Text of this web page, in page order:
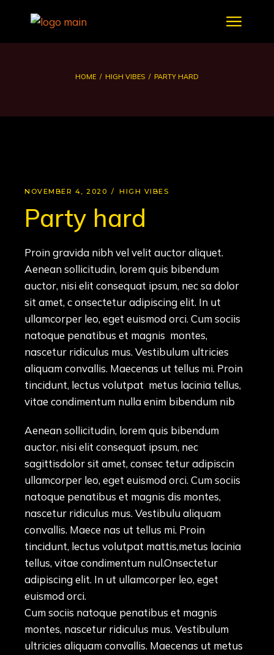
HOME HIGH VIBES PARTY HARD
NOVEMBER 4, 2020 HIGH VIBES
Party hard
Proin gravida nibh vel velit auctor aliquet.
Aenean sollicitudin, lorem quis bibendum
auctor, nisi elit consequat ipsum, nec sa dolor
sit amet, c onsectetur adipiscing elit. In ut
ullamcorper leo, eget euismod orci. Cum sociis
natoque penatibus et magnis montes,
nascetur ridiculus mus. Vestibulum ultricies
aliquam convallis. Maecenas ut tellus mi. Proin
tincidunt, lectus volutpat metus lacinia tellus,
vitae condimentum nulla enim bibendum nib
Aenean sollicitudin, lorem quis bibendum
auctor, nisi elit consequat ipsum, nec
sagittisdolor sit amet, consec tetur adipiscin
ullamcorper leo, eget euismod orci. Cum sociis
natoque penatibus et magnis dis montes,
nascetur ridiculus mus. Vestibulu aliquam
convallis. Maece nas ut tellus mi. Proin
tincidunt, lectus volutpat mattis,metus lacinia
tellus, vitae condimentum nul.Onsectetur
adipiscing elit. In ut ullamcorper leo, eget
euismod orci.
Cum sociis natoque penatibus et magnis
montes, nascetur ridiculus mus. Vestibulum
ultricies aliquam convallis. Maecenas ut metus